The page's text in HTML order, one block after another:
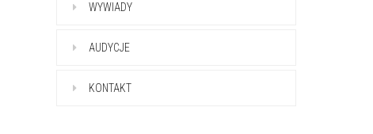
WYWIADY
AUDYCJE
KONTAKT